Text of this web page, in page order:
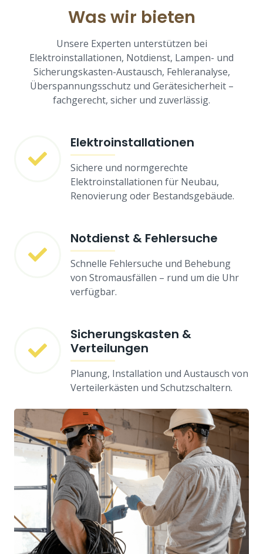
Was wir bieten
Unsere Experten unterstützen bei
Elektroinstallationen, Notdienst, Lampen- und
Sicherungskasten-Austausch, Fehleranalyse,
Überspannungsschutz und Gerätesicherheit –
fachgerecht, sicher und zuverlässig.
Elektroinstallationen
Sichere und normgerechte
Elektroinstallationen für Neubau,
Renovierung oder Bestandsgebäude.
Notdienst & Fehlersuche
Schnelle Fehlersuche und Behebung
von Stromausfällen – rund um die Uhr
verfügbar.
Sicherungskasten &
Verteilungen
Planung, Installation und Austausch von
Verteilerkästen und Schutzschaltern.